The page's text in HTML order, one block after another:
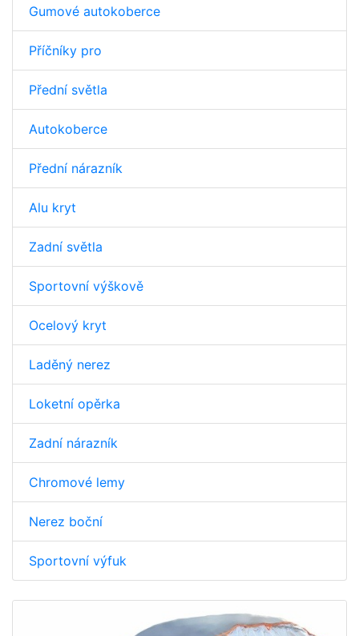
Gumové autokoberce
Příčníky pro
Přední světla
Autokoberce
Přední nárazník
Alu kryt
Zadní světla
Sportovní výškově
Ocelový kryt
Laděný nerez
Loketní opěrka
Zadní nárazník
Chromové lemy
Nerez boční
Sportovní výfuk